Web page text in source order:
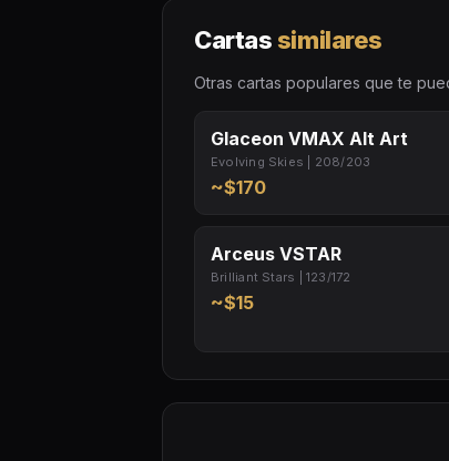
Cartassimilares
Otras cartas populares que te
Glaceon VMAX Alt Art
Evolving Skies | 208/203
~$170
Arceus VSTAR
Brilliant Stars | 123/172
~$15